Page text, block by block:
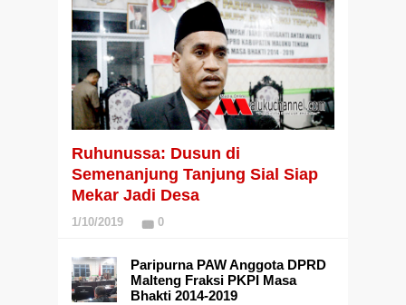
Ruhunussa: Dusun di
Semenanjung Tanjung Sial Siap
Mekar Jadi Desa
1/10/2019 0
Paripurna PAW Anggota DPRD
Malteng Fraksi PKPI Masa
Bhakti 2014-2019